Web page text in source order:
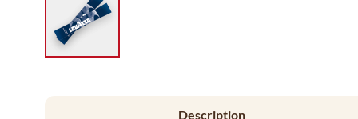
Description